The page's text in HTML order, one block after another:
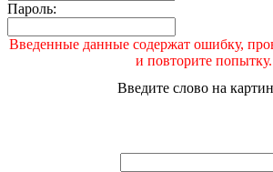
Пароль:
Введенные данные содержат ошибку,
и повторите попытку.
Введите слово на